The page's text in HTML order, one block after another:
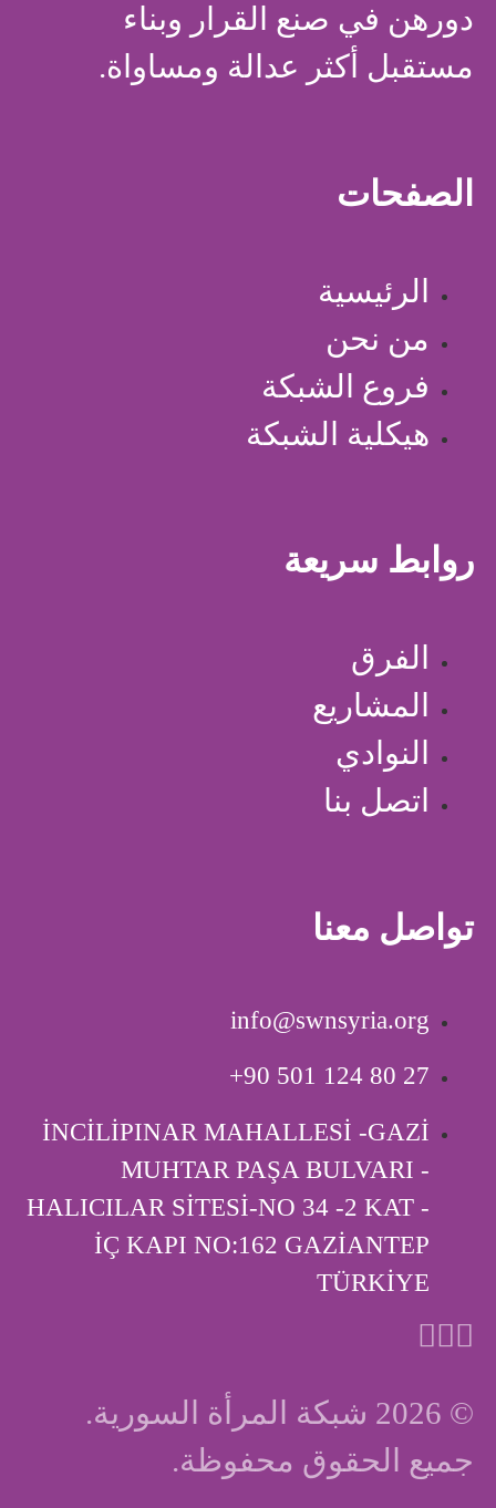
دورهن في صنع القرار وبناء
مستقبل أكثر عدالة ومساواة.
الصفحات
الرئيسية
من نحن
فروع الشبكة
هيكلية الشبكة
روابط سريعة
الفرق
المشاريع
النوادي
اتصل بنا
تواصل معنا
info@swnsyria.org
‎+90 501 124 80 27
İNCİLİPINAR MAHALLESİ -GAZİ
MUHTAR PAŞA BULVARI -
HALICILAR SİTESİ-NO 34 -2 KAT -
İÇ KAPI ‎NO:162 GAZİANTEP
TÜRKİYE
© 2026 شبكة المرأة السورية.
جميع الحقوق محفوظة.